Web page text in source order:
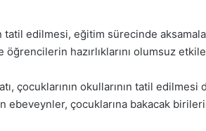
edilmesi, eğitim sürecinde
hazırlıklarını olumsuz
çocuklarının okullarının tatil
ebeveynler, çocuklarına bakacak